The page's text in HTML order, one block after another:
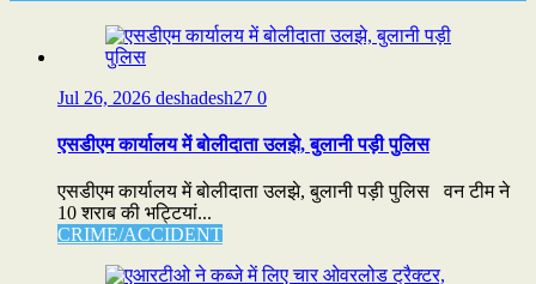
Jul 26, 2026 deshadesh27 0
एसडीएम कार्यालय में बोलीदाता उलझे, बुलानी पड़ी पुलिस
एसडीएम कार्यालय में बोलीदाता उलझे, बुलानी पड़ी पुलिस वन टीम ने
10 शराब की भट्टियां...
CRIME/ACCIDENT